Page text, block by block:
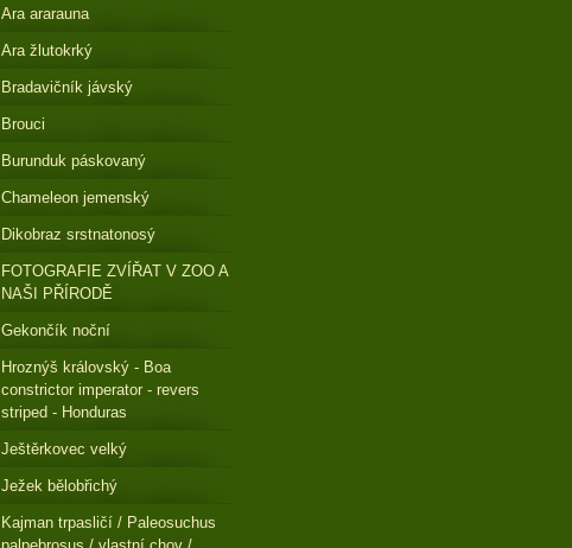
Ara ararauna
Ara žlutokrký
Bradavičník jávský
Brouci
Burunduk páskovaný
Chameleon jemenský
Dikobraz srstnatonosý
FOTOGRAFIE ZVÍŘAT V ZOO A
NAŠI PŘÍRODĚ
Gekončík noční
Hroznýš královský - Boa
constrictor imperator - revers
striped - Honduras
Ještěrkovec velký
Ježek bělobřichý
Kajman trpasličí / Paleosuchus